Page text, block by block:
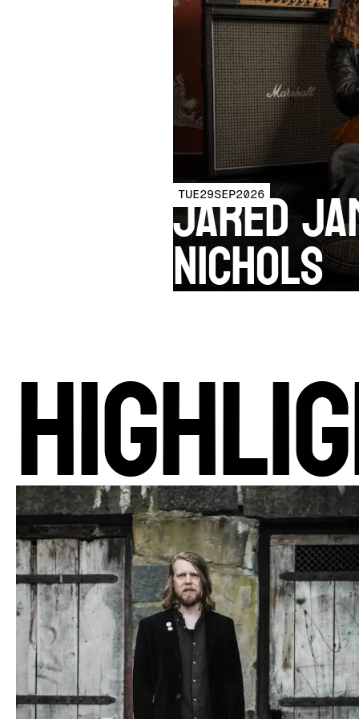
TUE29SEP2026
Jared
Nichols